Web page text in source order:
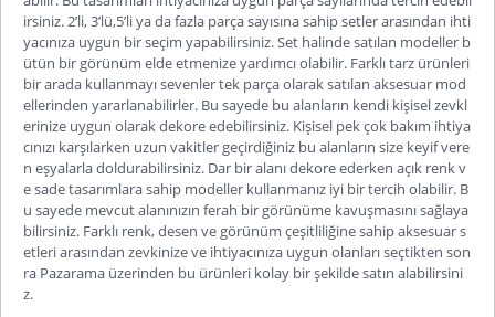
irsiniz. 2’li, 3’lü,5’li ya da fazla parça sayısına sahip setler arasından ihti
yacınıza uygun bir seçim yapabilirsiniz. Set halinde satılan modeller b
ütün bir görünüm elde etmenize yardımcı olabilir. Farklı tarz ürünleri
bir arada kullanmayı sevenler tek parça olarak satılan aksesuar mod
ellerinden yararlanabilirler. Bu sayede bu alanların kendi kişisel zevkl
erinize uygun olarak dekore edebilirsiniz. Kişisel pek çok bakım ihtiya
cınızı karşılarken uzun vakitler geçirdiğiniz bu alanların size keyif vere
n eşyalarla doldurabilirsiniz. Dar bir alanı dekore ederken açık renk v
e sade tasarımlara sahip modeller kullanmanız iyi bir tercih olabilir. B
u sayede mevcut alanınızın ferah bir görünüme kavuşmasını sağlaya
bilirsiniz. Farklı renk, desen ve görünüm çeşitliliğine sahip aksesuar s
etleri arasından zevkinize ve ihtiyacınıza uygun olanları seçtikten son
ra Pazarama üzerinden bu ürünleri kolay bir şekilde satın alabilirsini
z.